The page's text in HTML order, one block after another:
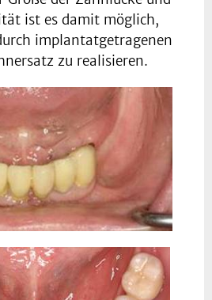
ist es damit möglich,
implantatgetragenen
zu realisieren.